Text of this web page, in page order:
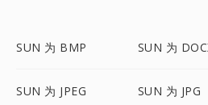
SUN 为 BMP SUN 为
SUN 为 JPEG SUN 为 JPG